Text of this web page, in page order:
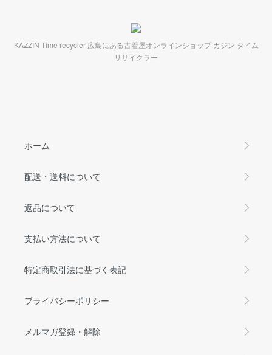
KAZZIN Time recycler 広島にある古着屋オンラインショップ カジン タイム
リサイクラー
ホーム
配送・送料について
返品について
支払い方法について
特定商取引法に基づく表記
プライバシーポリシー
メルマガ登録・解除